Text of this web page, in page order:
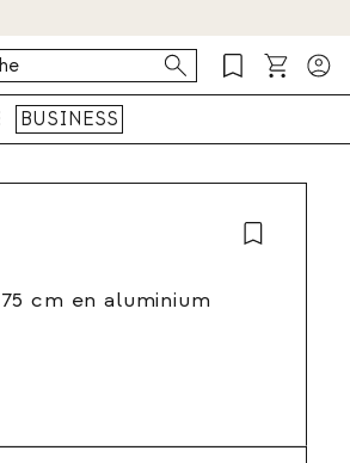
BUSINESS
cm en aluminium